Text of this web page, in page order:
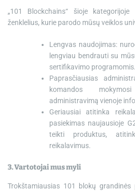
„101 Blockchains“ šioje
ženklelius, kurie parodo mūsų veiklos
Lengvas naudojimas:
lengviau bendrauti su
sertifikavimo programomis.
Paprasčiausias
komandos
administravimą vienoje
Geriausiai atitinka
pasiekimas naujausioje
teikti produktus,
reikalavimus.
3. Vartotojai mus myli
Trokštamiausias 101 blokų grandinės